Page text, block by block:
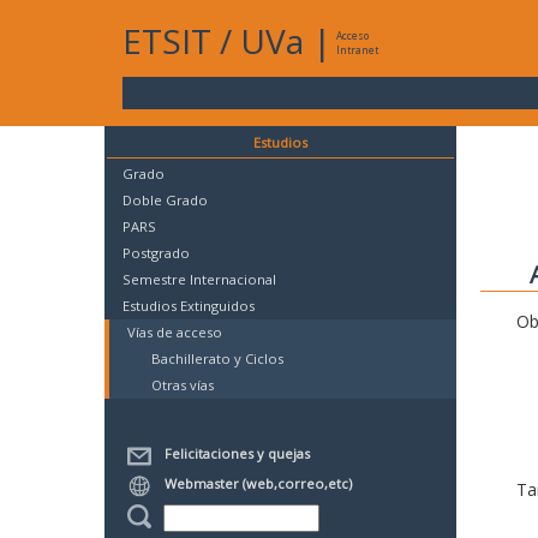
ETSIT / UVa |
Acceso
Intranet
Estudios
Grado
Doble Grado
PARS
Postgrado
Semestre Internacional
Estudios Extinguidos
Vías de acceso
Bachillerato y Ciclos
Otras vías
Felicitaciones y quejas
Webmaster (web,correo,etc)